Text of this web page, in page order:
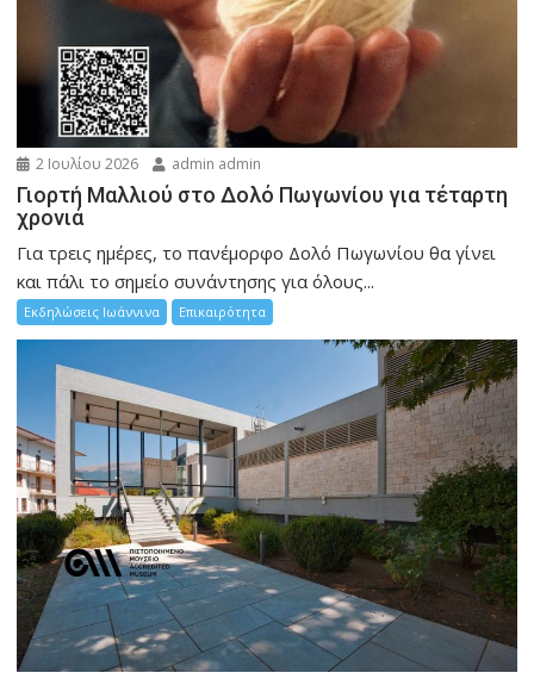
2 Ιουλίου 2026 admin admin
Γιορτή Μαλλιού στο Δολό Πωγωνίου για τέταρτη
χρονιά
Για τρεις ημέρες, το πανέμορφο Δολό Πωγωνίου θα γίνει
και πάλι το σημείο συνάντησης για όλους...
Εκδηλώσεις Ιωάννινα Επικαιρότητα